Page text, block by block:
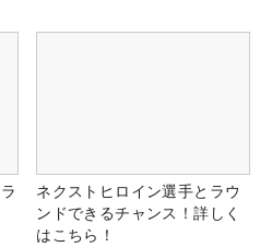
ネクストヒロイン選手とラウ
ンドできるチャンス！詳しく
はこちら！